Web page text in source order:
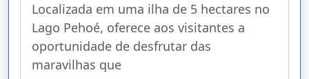
Localizada em uma ilha de 5 hectares no
Lago Pehoé, oferece aos visitantes a
oportunidade de desfrutar das
maravilhas que